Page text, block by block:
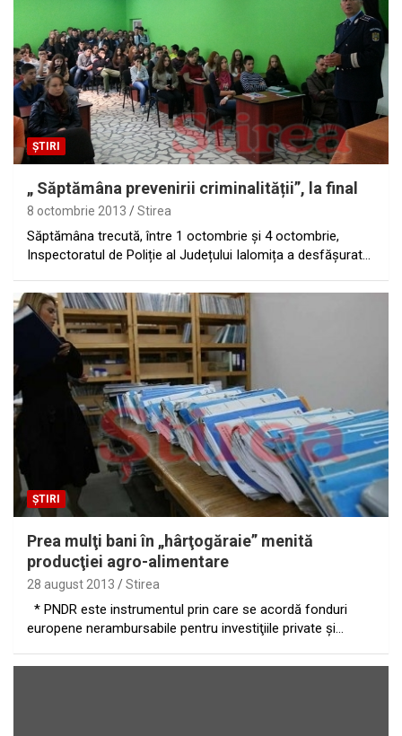
ȘTIRI
„ Săptămâna prevenirii criminalității”, la final
8 octombrie 2013 Stirea
Săptămâna trecută, între 1 octombrie și 4 octombrie,
Inspectoratul de Poliție al Județului Ialomița a desfășurat…
ȘTIRI
Prea mulţi bani în „hârţogăraie” menită
producţiei agro-alimentare
28 august 2013 Stirea
* PNDR este instrumentul prin care se acordă fonduri
europene nerambursabile pentru investiţiile private şi…